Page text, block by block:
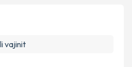
ve kişisel verilerimin belirtilen
vajinit